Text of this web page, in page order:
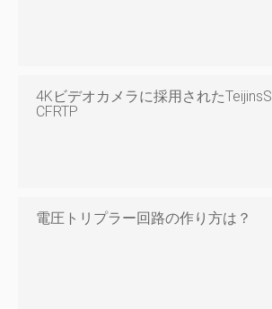
4Kビデオカメラに採用された
CFRTP
電圧トリプラー回路の作り方は？